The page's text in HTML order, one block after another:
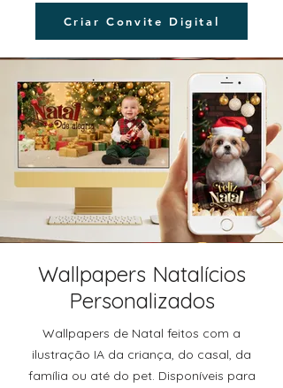
Criar Convite Digital
Wallpapers Natalícios
Personalizados
Wallpapers de Natal feitos com a
ilustração IA da criança, do casal, da
família ou até do pet. Disponíveis para